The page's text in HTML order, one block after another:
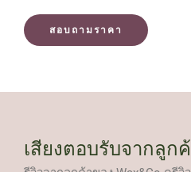
สอบถามราคา
เสียงตอบรับจากลูก